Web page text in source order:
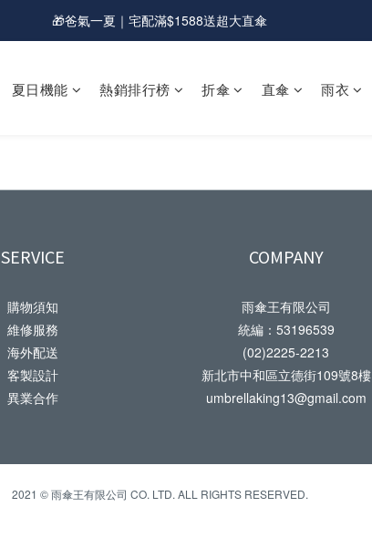
💰新會員送購物金現折$50
🎁爸氣一夏｜宅配滿$1588送超大直傘
夏日機能 熱銷排行榜 折傘 直傘 雨衣
SERVICE
購物須知
維修服務
海外配送
客製設計
異業合作
COMPANY
雨傘王有限公司
統編：53196539
(02)2225-2213
新北市中和區立德街109號8樓
umbrellaking13@gmail.com
2021 © 雨傘王有限公司 CO. LTD. ALL RIGHTS RESERVED.